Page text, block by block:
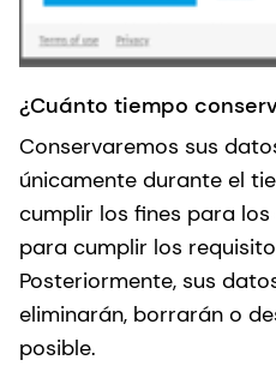
¿Cuánto tiempo
Conservaremos sus
únicamente durante el
cumplir los fines para
para cumplir los
Posteriormente, sus
eliminarán, borrarán o
posible.